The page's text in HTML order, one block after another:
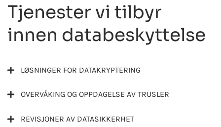
Tjenester vi tilbyr
innen databeskyttelse
LØSNINGER FOR DATAKRYPTERING
OVERVÅKING OG OPPDAGELSE AV TRUSLER
REVISJONER AV DATASIKKERHET